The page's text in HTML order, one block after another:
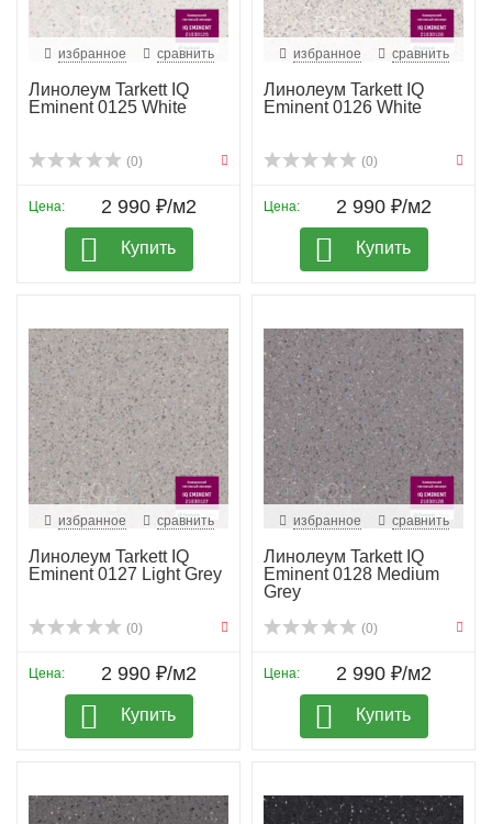
избранное сравнить
Линолеум Tarkett IQ
Eminent 0125 White
(0)
Цена: 2 990 ₽/м2
Купить
избранное сравнить
Линолеум Tarkett IQ
Eminent 0126 White
(0)
Цена: 2 990 ₽/м2
Купить
избранное сравнить
Линолеум Tarkett IQ
Eminent 0127 Light Grey
(0)
Цена: 2 990 ₽/м2
Купить
избранное сравнить
Линолеум Tarkett IQ
Eminent 0128 Medium
Grey
(0)
Цена: 2 990 ₽/м2
Купить